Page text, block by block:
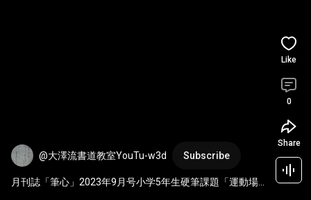
@大澤流書道教室YouTu-w3d Subscribe
月刊誌「筆心」2023年9月号小学5年生硬筆課題「運動場
Like
0
Share